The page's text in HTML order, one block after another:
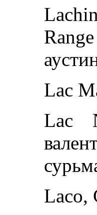
Lac
Lac
Laco,